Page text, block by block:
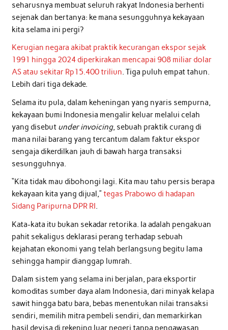
seharusnya membuat seluruh rakyat Indonesia berhenti
sejenak dan bertanya: ke mana sesungguhnya kekayaan
kita selama ini pergi?
Kerugian negara akibat praktik kecurangan ekspor sejak
1991 hingga 2024 diperkirakan mencapai 908 miliar dolar
AS atau sekitar Rp15.400 triliun. Tiga puluh empat tahun.
Lebih dari tiga dekade.
Selama itu pula, dalam keheningan yang nyaris sempurna,
kekayaan bumi Indonesia mengalir keluar melalui celah
yang disebut under invoicing, sebuah praktik curang di
mana nilai barang yang tercantum dalam faktur ekspor
sengaja dikerdilkan jauh di bawah harga transaksi
sesungguhnya.
“Kita tidak mau dibohongi lagi. Kita mau tahu persis berapa
kekayaan kita yang dijual,” tegas Prabowo di hadapan
Sidang Paripurna DPR RI.
Kata-kata itu bukan sekadar retorika. Ia adalah pengakuan
pahit sekaligus deklarasi perang terhadap sebuah
kejahatan ekonomi yang telah berlangsung begitu lama
sehingga hampir dianggap lumrah.
Dalam sistem yang selama ini berjalan, para eksportir
komoditas sumber daya alam Indonesia, dari minyak kelapa
sawit hingga batu bara, bebas menentukan nilai transaksi
sendiri, memilih mitra pembeli sendiri, dan memarkirkan
hasil devisa di rekening luar negeri tanpa pengawasan